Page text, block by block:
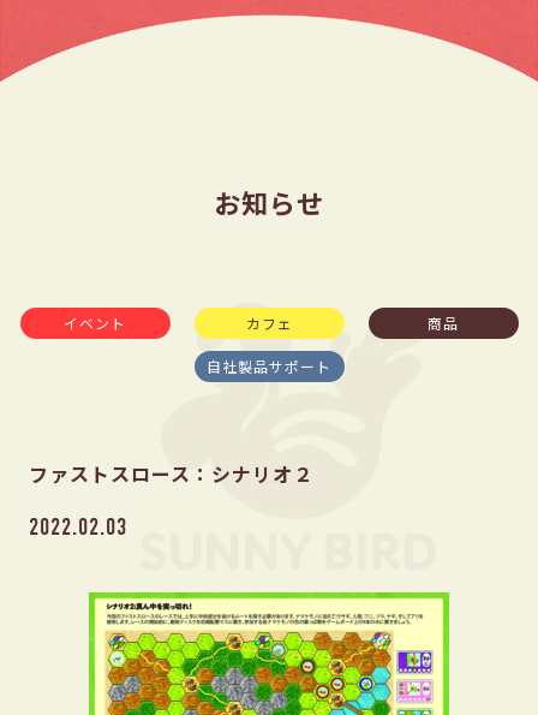
お知らせ
イベント カフェ 商品
自社製品サポート
ファストスロース：シナリオ２
2022.02.03